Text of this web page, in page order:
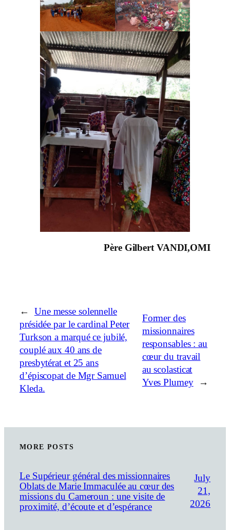
Père Gilbert VANDI,OMI
←
Une messe solennelle
présidée par le cardinal Peter
Turkson a marqué ce jubilé,
couplé aux 40 ans de
presbytérat et 25 ans
d’épiscopat de Mgr Samuel
Kleda.
Former des
missionnaires
responsables : au
cœur du travail
au scolasticat
Yves Plumey
→
MORE POSTS
Le Supérieur général des missionnaires
Oblats de Marie Immaculée au cœur des
missions du Cameroun : une visite de
proximité, d’écoute et d’espérance
July
21,
2026